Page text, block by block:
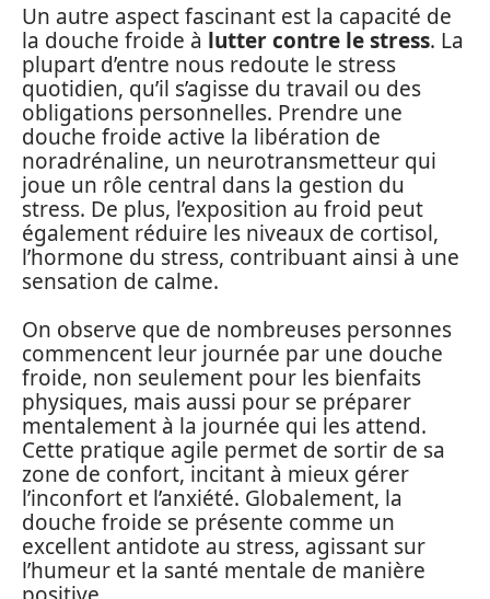
Un autre aspect fascinant est la capacité de
la douche froide à lutter contre le stress. La
plupart d’entre nous redoute le stress
quotidien, qu’il s’agisse du travail ou des
obligations personnelles. Prendre une
douche froide active la libération de
noradrénaline, un neurotransmetteur qui
joue un rôle central dans la gestion du
stress. De plus, l’exposition au froid peut
également réduire les niveaux de cortisol,
l’hormone du stress, contribuant ainsi à une
sensation de calme.
On observe que de nombreuses personnes
commencent leur journée par une douche
froide, non seulement pour les bienfaits
physiques, mais aussi pour se préparer
mentalement à la journée qui les attend.
Cette pratique agile permet de sortir de sa
zone de confort, incitant à mieux gérer
l’inconfort et l’anxiété. Globalement, la
douche froide se présente comme un
excellent antidote au stress, agissant sur
l’humeur et la santé mentale de manière